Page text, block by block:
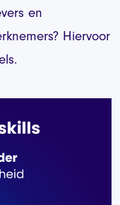
en
Hiervoor